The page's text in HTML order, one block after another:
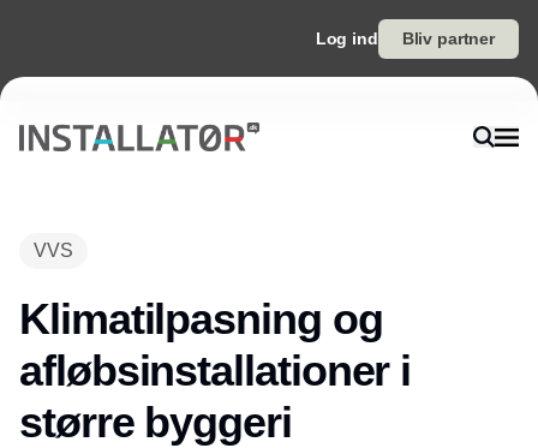
Log ind Bliv partner
VVS
Klimatilpasning og
afløbsinstallationer i
større byggeri